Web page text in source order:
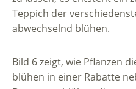
Teppich der
abwechselnd blühen.
Bild 6 zeigt, wie Pflanzen
blühen in einer Rabatte